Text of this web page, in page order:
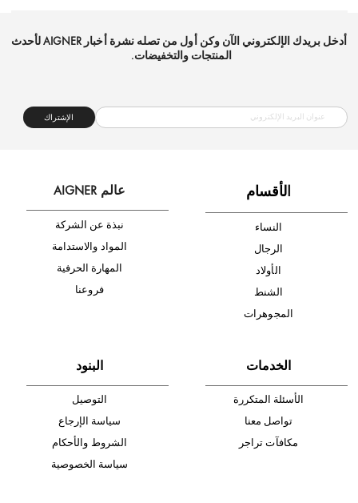
متجر موثوق
المنتجات والتخفيضات.
لأقسام عالم AIGNER
نبذة عن الشركة